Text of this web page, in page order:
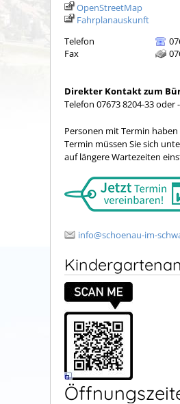
OpenStreetMap
Fahrplanauskunft
Telefon
Fax
Direkter Kontakt zum
Telefon 07673 8204-33 oder
Personen mit Termin
Termin müssen Sie sich
auf längere Wartezeiten
info@schoenau-im-